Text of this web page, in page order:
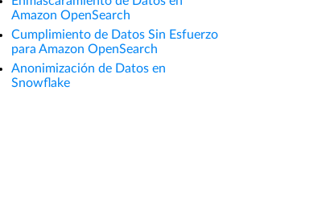
Amazon OpenSearch
Cumplimiento de Datos Sin Esfuerzo
para Amazon OpenSearch
Anonimización de Datos en
Snowflake